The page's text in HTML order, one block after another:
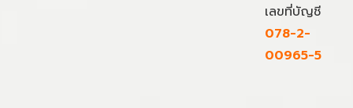
เลขที่บัญชี
078-2-
00965-5